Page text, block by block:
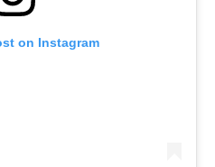
on Instagram